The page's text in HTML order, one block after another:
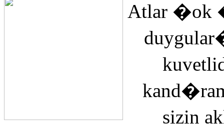
Atlar �ok
sizin